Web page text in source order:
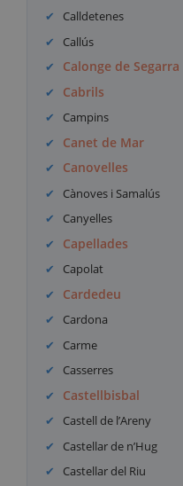
Calldetenes
Callús
Calonge de Segarra
Cabrils
Campins
Canet de Mar
Canovelles
Cànoves i Samalús
Canyelles
Capellades
Capolat
Cardedeu
Cardona
Carme
Casserres
Castellbisbal
Castell de l’Areny
Castellar de n’Hug
Castellar del Riu